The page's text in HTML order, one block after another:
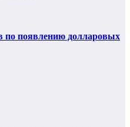
по появлению долларовых